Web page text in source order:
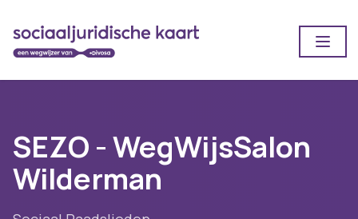
SEZO - WegWijsSalon
Wilderman